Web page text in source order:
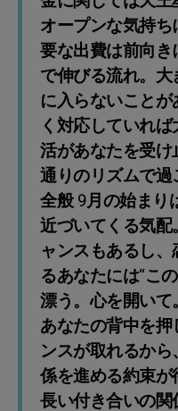
オープンな気持
要な出費は前向き
で伸びる流れ。
に入らないこと
く対応していれ
活があなたを受
通りのリズムで
全般 9月の始まり
近づいてくる気
ャンスもあるし
るあなたには“こ
漂う。心を開い
あなたの背中を
ンスが取れるか
係を進める約束
長い付き合いの